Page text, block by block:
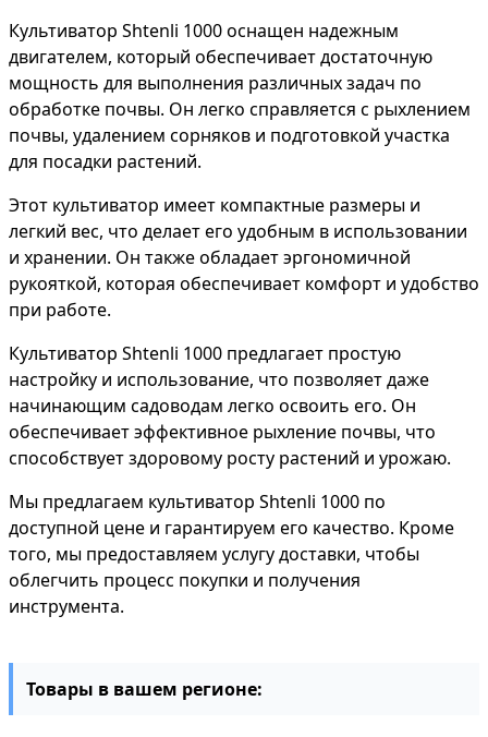
Культиватор Shtenli 1000 оснащен надежным
двигателем, который обеспечивает достаточную
мощность для выполнения различных задач по
обработке почвы. Он легко справляется с рыхлением
почвы, удалением сорняков и подготовкой участка
для посадки растений.
Этот культиватор имеет компактные размеры и
легкий вес, что делает его удобным в использовании
и хранении. Он также обладает эргономичной
рукояткой, которая обеспечивает комфорт и удобство
при работе.
Культиватор Shtenli 1000 предлагает простую
настройку и использование, что позволяет даже
начинающим садоводам легко освоить его. Он
обеспечивает эффективное рыхление почвы, что
способствует здоровому росту растений и урожаю.
Мы предлагаем культиватор Shtenli 1000 по
доступной цене и гарантируем его качество. Кроме
того, мы предоставляем услугу доставки, чтобы
облегчить процесс покупки и получения
инструмента.
Товары в вашем регионе: